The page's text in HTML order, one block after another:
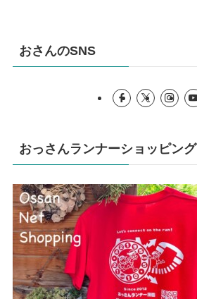
おさんのSNS
おっさんランナーショッピング